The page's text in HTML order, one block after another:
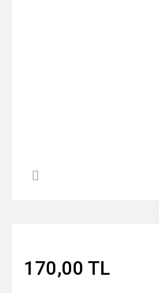
170,00 TL